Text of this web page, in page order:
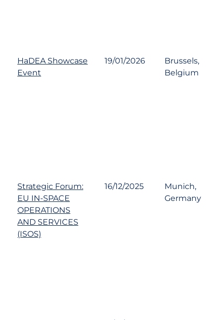
HaDEA Showcase
Event
19/01/2026
Brussels,
Belgium
Strategic Forum:
EU IN-SPACE
OPERATIONS
AND SERVICES
(ISOS)
16/12/2025
Munich,
Germany